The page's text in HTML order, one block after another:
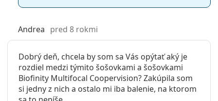
Andrea pred 8 rokmi
Dobrý deň, chcela by som sa Vás opýtať aký je
rozdiel medzi týmito šošovkami a šošovkami
Biofinity Multifocal Coopervision? Zakúpila som
si jedny z nich a ostalo mi iba balenie, na ktorom